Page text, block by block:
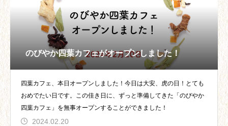
のびやか四葉カフェがオープンしました！
四葉カフェ、本日オープンしました！今日は大安、虎の日！とても
おめでたい日です。この佳き日に、ずっと準備してきた「のびやか
四葉カフェ」を無事オープンすることができました！
2024.02.20